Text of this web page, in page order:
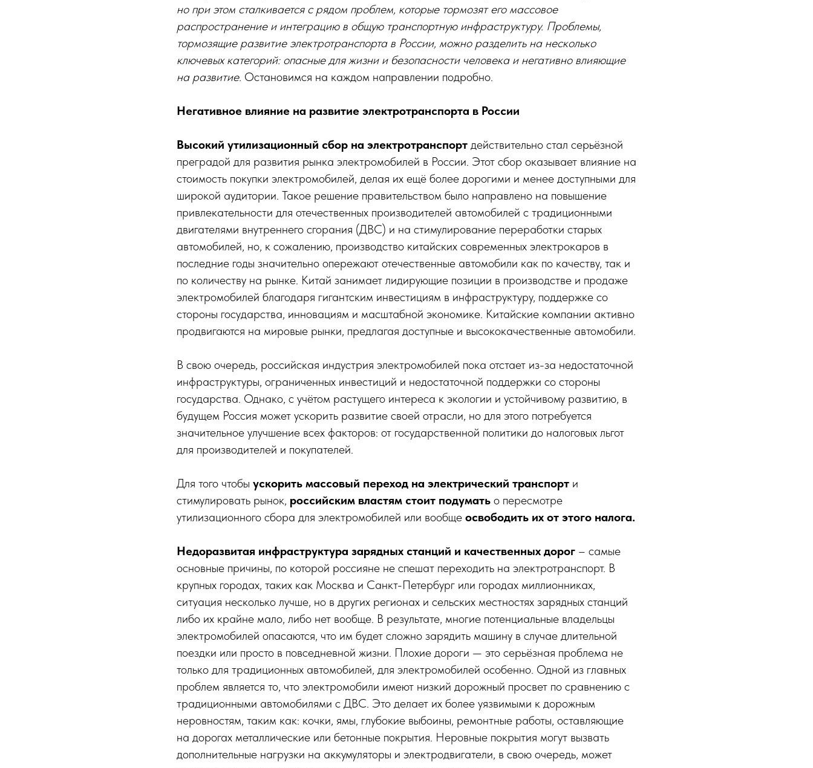
но при этом сталкивается с рядом проблем, которые тормозят его массовое
распространение и интеграцию в общую транспортную инфраструктуру. Проблемы,
тормозящие развитие электротранспорта в России, можно разделить на несколько
ключевых категорий: опасные для жизни и безопасности человека и негативно влияющие
на развитие. Остановимся на каждом направлении подробно.
Негативное влияние на развитие электротранспорта в России
Высокий утилизационный сбор на электротранспорт действительно стал серьёзной
преградой для развития рынка электромобилей в России. Этот сбор оказывает влияние на
стоимость покупки электромобилей, делая их ещё более дорогими и менее доступными для
широкой аудитории. Такое решение правительством было направлено на повышение
привлекательности для отечественных производителей автомобилей с традиционными
двигателями внутреннего сгорания (ДВС) и на стимулирование переработки старых
автомобилей, но, к сожалению, производство китайских современных электрокаров в
последние годы значительно опережают отечественные автомобили как по качеству, так и
по количеству на рынке. Китай занимает лидирующие позиции в производстве и продаже
электромобилей благодаря гигантским инвестициям в инфраструктуру, поддержке со
стороны государства, инновациям и масштабной экономике. Китайские компании активно
продвигаются на мировые рынки, предлагая доступные и высококачественные автомобили.
В свою очередь, российская индустрия электромобилей пока отстает из-за недостаточной
инфраструктуры, ограниченных инвестиций и недостаточной поддержки со стороны
государства. Однако, с учётом растущего интереса к экологии и устойчивому развитию, в
будущем Россия может ускорить развитие своей отрасли, но для этого потребуется
значительное улучшение всех факторов: от государственной политики до налоговых льгот
для производителей и покупателей.
Для того чтобы ускорить массовый переход на электрический транспорт и
стимулировать рынок, российским властям стоит подумать о пересмотре
утилизационного сбора для электромобилей или вообще освободить их от этого налога.
Недоразвитая инфраструктура зарядных станций и качественных дорог – самые
основные причины, по которой россияне не спешат переходить на электротранспорт. В
крупных городах, таких как Москва и Санкт-Петербург или городах миллионниках,
ситуация несколько лучше, но в других регионах и сельских местностях зарядных станций
либо их крайне мало, либо нет вообще. В результате, многие потенциальные владельцы
электромобилей опасаются, что им будет сложно зарядить машину в случае длительной
поездки или просто в повседневной жизни. Плохие дороги — это серьёзная проблема не
только для традиционных автомобилей, для электромобилей особенно. Одной из главных
проблем является то, что электромобили имеют низкий дорожный просвет по сравнению с
традиционными автомобилями с ДВС. Это делает их более уязвимыми к дорожным
неровностям, таким как: кочки, ямы, глубокие выбоины, ремонтные работы, оставляющие
на дорогах металлические или бетонные покрытия. Неровные покрытия могут вызвать
дополнительные нагрузки на аккумуляторы и электродвигатели, в свою очередь, может